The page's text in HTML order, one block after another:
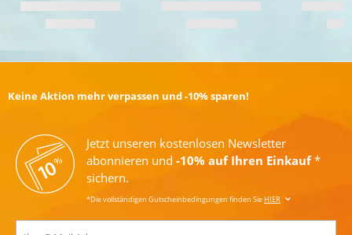
Keine Aktion mehr verpassen und -10% sparen!
Jetzt unseren kostenlosen Newsletter
abonnieren und -10% auf Ihren Einkauf*
sichern.
*Die vollständigen Gutscheinbedingungen finden SieHIER